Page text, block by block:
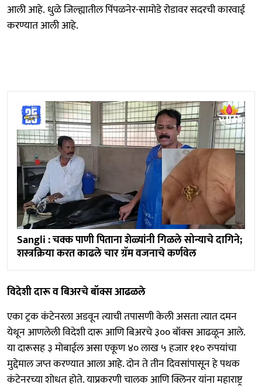
आली आहे. धुळे जिल्ह्यातील पिंपळनेर-सामोडे रोडावर सदरची कारवाई
करण्यात आली आहे.
Sangli : चक्क पाणी पिताना शेळ्यांनी गिळले सोन्याचे दागिने;
शस्त्रक्रिया करत काढले चार ग्रॅम वजनाचे कर्णवेल
विदेशी दारू व बिअरचे बॉक्स आढळले
एका ट्रक कंटेनरला अडवून त्याची तपासणी केली असता त्यात दमन
येथून आणलेली विदेशी दारू आणि बिअरचे ३०० बॉक्स आढळून आले.
या दारूसह ३ मोबाईल असा एकूण ४० लाख ५ हजार ११० रुपयांचा
मुद्देमाल जप्त करण्यात आला आहे. दोन ते तीन दिवसांपासून हे पथक
कंटेनरच्या शोधत होते. याप्रकरणी चालक आणि क्लिनर यांना महाराष्ट्र